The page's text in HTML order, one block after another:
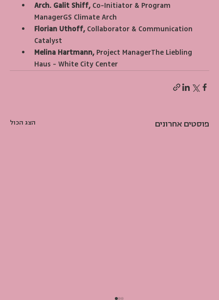
Arch. Galit Shiff, Co-Initiator & Program
ManagerGS Climate Arch
Florian Uthoff, Collaborator & Communication
Catalyst
Melina Hartmann, Project ManagerThe Liebling
Haus - White City Center
פוסטים אחרונים הצג הכול